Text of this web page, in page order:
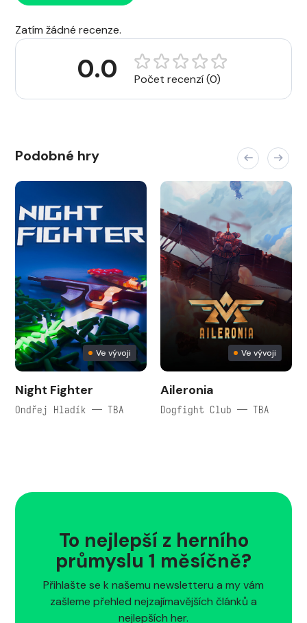
Zatím žádné recenze.
0.0 Počet recenzí (0)
Podobné hry
Ve vývoji
Night Fighter
Ondřej Hladík — TBA
Ve vývoji
Aileronia
Dogfight Club — TBA
To nejlepší z herního
průmyslu 1 měsíčně?
Přihlašte se k našemu newsletteru a my vám
zašleme přehled nejzajímavějších článků a
nejlepších her.